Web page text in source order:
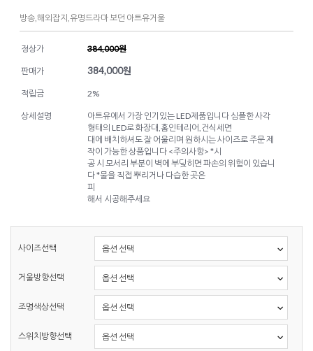
방송,해외잡지,유명드라마 보던 아트유거울
정상가 384,000원
판매가 384,000원
적립금 2%
상세설명
아트유에서 가장 인기있는 LED제품입니다 심플한 사각
형태의 LED로 화장대,홈인테리어,건식세면
대에 배치하셔도 잘 어울리며 원하시는 사이즈로 주문 제
작이 가능한 상품입니다 <주의사항> *시
공 시 모서리 부분이 벽에 부딪히면 파손의 위험이 있습니
다 *물을 직접 뿌리거나 다습한 곳은
피
해서 시공해주세요
사이즈선택
거울방향선택
조명색상선택
스위치방향선택